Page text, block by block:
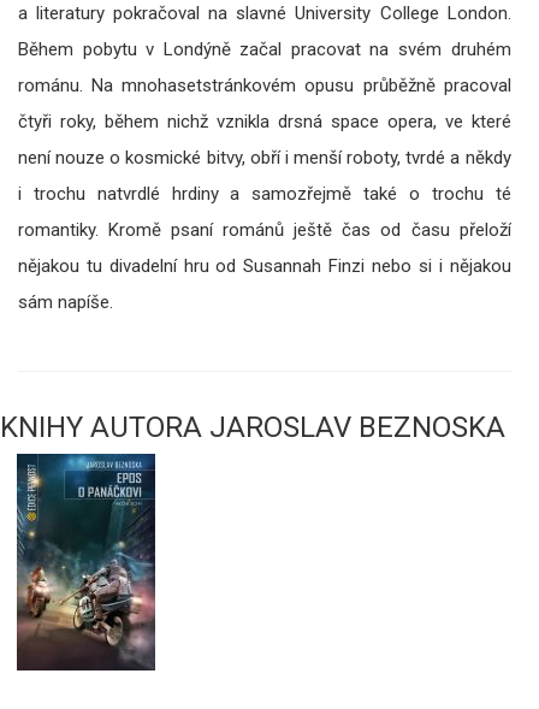
a literatury pokračoval na slavné University College London.
Během pobytu v Londýně začal pracovat na svém druhém
románu. Na mnohasetstránkovém opusu průběžně pracoval
čtyři roky, během nichž vznikla drsná space opera, ve které
není nouze o kosmické bitvy, obří i menší roboty, tvrdé a někdy
i trochu natvrdlé hrdiny a samozřejmě také o trochu té
romantiky. Kromě psaní románů ještě čas od času přeloží
nějakou tu divadelní hru od Susannah Finzi nebo si i nějakou
sám napíše.
KNIHY AUTORA JAROSLAV BEZNOSKA